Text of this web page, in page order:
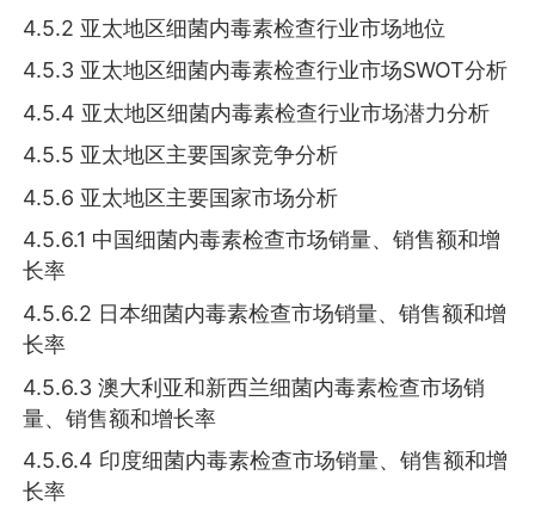
4.5.2 亚太地区细菌内毒素检查行业市场地位
4.5.3 亚太地区细菌内毒素检查行业市场SWOT分析
4.5.4 亚太地区细菌内毒素检查行业市场潜力分析
4.5.5 亚太地区主要国家竞争分析
4.5.6 亚太地区主要国家市场分析
4.5.6.1 中国细菌内毒素检查市场销量、销售额和增
长率
4.5.6.2 日本细菌内毒素检查市场销量、销售额和增
长率
4.5.6.3 澳大利亚和新西兰细菌内毒素检查市场销
量、销售额和增长率
4.5.6.4 印度细菌内毒素检查市场销量、销售额和增
长率